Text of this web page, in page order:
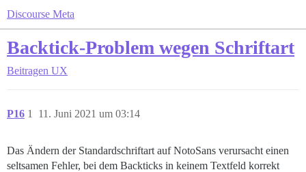
Discourse Meta
Backtick-Problem wegen Schriftart
Beitragen UX
P16 11. Juni 2021 um 03:14
1
Das Ändern der Standardschriftart auf NotoSans verursacht einen
seltsamen Fehler, bei dem Backticks in keinem Textfeld korrekt